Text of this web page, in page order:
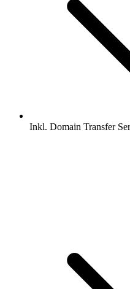
Inkl. Domain Transfer